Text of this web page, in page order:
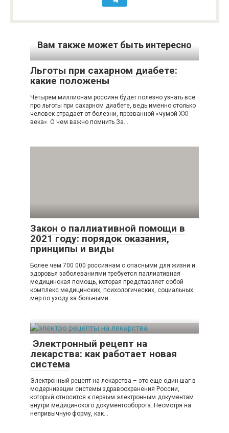
Вам также может быть интересно
Льготы при сахарном диабете:
какие положены
Четырем миллионам россиян будет полезно узнать всё
про льготы при сахарном диабете, ведь именно столько
человек страдает от болезни, прозванной «чумой XXI
века». О чем важно помнить За…
Закон о паллиативной помощи в
2021 году: порядок оказания,
принципы и виды
Более чем 700 000 россиянам с опасными для жизни и
здоровья заболеваниями требуется паллиативная
медицинская помощь, которая представляет собой
комплекс медицинских, психологических, социальных
мер по уходу за больными….
Электронный рецепт на
лекарства: как работает новая
система
Электронный рецепт на лекарства – это еще один шаг в
модернизации системы здравоохранения России,
который относится к первым электронным документам
внутри медицинского документооборота. Несмотря на
непривычную форму, как…